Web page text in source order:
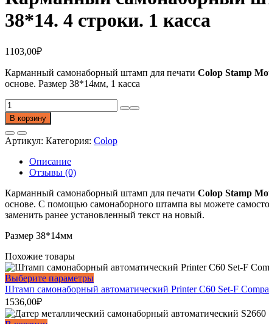
38*14. 4 строки. 1 касса
1103,00₽
Карманный самонаборный штамп для печати Colop Stamp
основе. Размер 38*14мм, 1 касса
Количество
товара
Карманный
самонаборный
штамп
печати
Stamp
Mouse
20
Размер
38*14.
4
строки.
1
касса
В корзину
Артикул: Категория: Colop
Описание
Отзывы (0)
Карманный самонаборный штамп для печати Colop Stamp
основе. С помощью самонаборного штампа вы можете
заменить ранее установленный текст на новый.
Размер 38*14мм
Похожие товары
Выберите параметрыЭтот
товар
несколько
Штамп самонаборный автоматический Printer С60 Set-F
1536,00₽